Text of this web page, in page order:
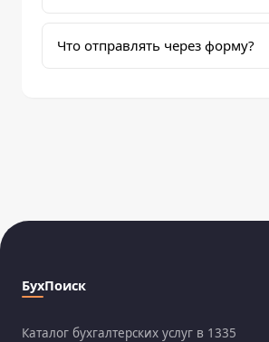
Что отправлять через форму?
БухПоиск
Каталог бухгалтерских услуг в 1335